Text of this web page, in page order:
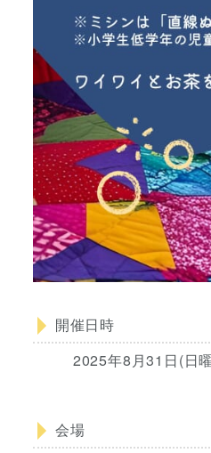
開催日時
2025年8月31日(日
会場